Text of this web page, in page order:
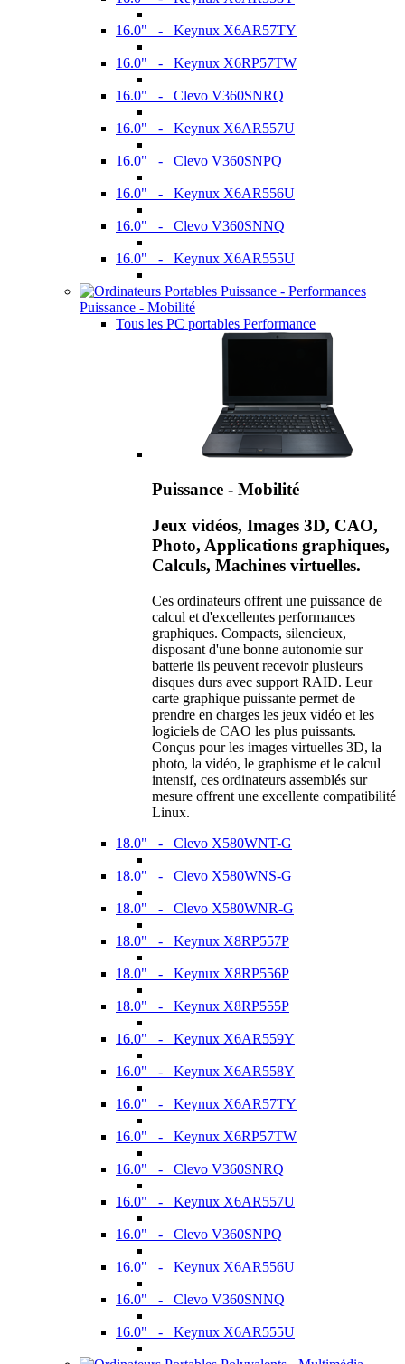
16.0" - Keynux X6AR57TY
16.0" - Keynux X6RP57TW
16.0" - Clevo V360SNRQ
16.0" - Keynux X6AR557U
16.0" - Clevo V360SNPQ
16.0" - Keynux X6AR556U
16.0" - Clevo V360SNNQ
16.0" - Keynux X6AR555U
Puissance - Mobilité
Tous les PC portables Performance
Puissance - Mobilité
Jeux vidéos, Images 3D, CAO,
Photo, Applications graphiques,
Calculs, Machines virtuelles.
Ces ordinateurs offrent une puissance de
calcul et d'excellentes performances
graphiques. Compacts, silencieux,
disposant d'une bonne autonomie sur
batterie ils peuvent recevoir plusieurs
disques durs avec support RAID. Leur
carte graphique puissante permet de
prendre en charges les jeux vidéo et les
logiciels de CAO les plus puissants.
Conçus pour les images virtuelles 3D, la
photo, la vidéo, le graphisme et le calcul
intensif, ces ordinateurs assemblés sur
mesure offrent une excellente compatibilité
Linux.
18.0" - Clevo X580WNT-G
18.0" - Clevo X580WNS-G
18.0" - Clevo X580WNR-G
18.0" - Keynux X8RP557P
18.0" - Keynux X8RP556P
18.0" - Keynux X8RP555P
16.0" - Keynux X6AR559Y
16.0" - Keynux X6AR558Y
16.0" - Keynux X6AR57TY
16.0" - Keynux X6RP57TW
16.0" - Clevo V360SNRQ
16.0" - Keynux X6AR557U
16.0" - Clevo V360SNPQ
16.0" - Keynux X6AR556U
16.0" - Clevo V360SNNQ
16.0" - Keynux X6AR555U